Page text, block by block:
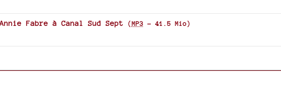
Annie Fabre à Canal Sud Sept (MP3 - 41.5 Mio)